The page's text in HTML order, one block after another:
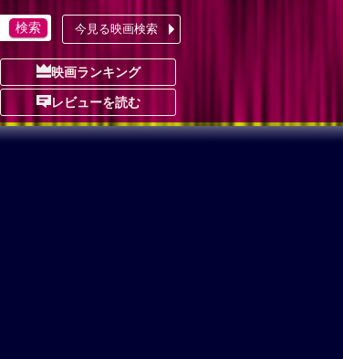
今見る映画検索
映画ランキング
レビューを読む